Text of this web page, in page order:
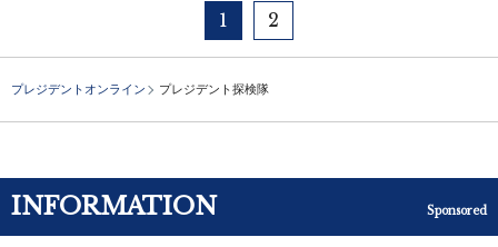
1 2
プレジデントオンライン プレジデント探検隊
INFORMATION Sponsored